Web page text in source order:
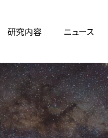
研究内容 ニュース